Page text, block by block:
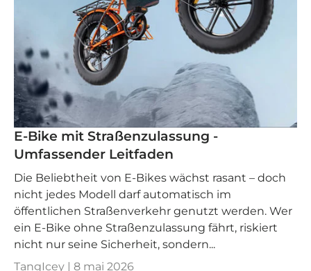
E-Bike mit Straßenzulassung -
Umfassender Leitfaden
Die Beliebtheit von E-Bikes wächst rasant – doch
nicht jedes Modell darf automatisch im
öffentlichen Straßenverkehr genutzt werden. Wer
ein E-Bike ohne Straßenzulassung fährt, riskiert
nicht nur seine Sicherheit, sondern...
TangIcey | 8 mai 2026